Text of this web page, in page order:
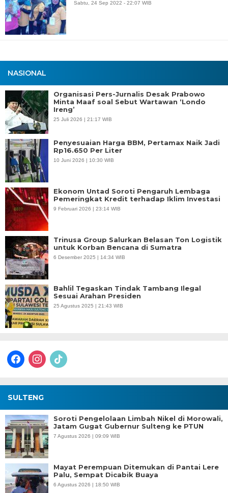
NASIONAL
Organisasi Pers-Jurnalis Desak Prabowo
Minta Maaf soal Sebut Wartawan ‘Londo
Ireng’
25 Juli 2026 | 21:17 WIB
Penyesuaian Harga BBM, Pertamax Naik Jadi
Rp16.650 Per Liter
10 Juni 2026 | 10:30 WIB
Ekonom Untad Soroti Pengaruh Lembaga
Pemeringkat Kredit terhadap Iklim Investasi
9 Februari 2026 | 23:14 WIB
Trinusa Group Salurkan Belasan Ton Logistik
untuk Korban Bencana di Sumatra
6 Desember 2025 | 14:34 WIB
Bahlil Tegaskan Tindak Tambang Ilegal
Sesuai Arahan Presiden
25 Agustus 2025 | 21:43 WIB
facebookinstagram
tiktok
Sabtu, 24 Sep 2022 - 22:07 WIB
SULTENG
Soroti Pengelolaan Limbah Nikel di Morowali,
Jatam Gugat Gubernur Sulteng ke PTUN
7 Agustus 2026 | 09:09 WIB
Mayat Perempuan Ditemukan di Pantai Lere
Palu, Sempat Dicabik Buaya
6 Agustus 2026 | 18:50 WIB